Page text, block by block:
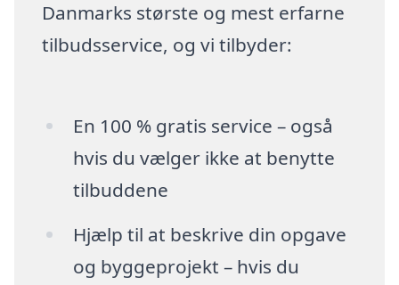
Danmarks største og mest erfarne
tilbudsservice, og vi tilbyder:
En 100 % gratis service – også
hvis du vælger ikke at benytte
tilbuddene
Hjælp til at beskrive din opgave
og byggeprojekt – hvis du